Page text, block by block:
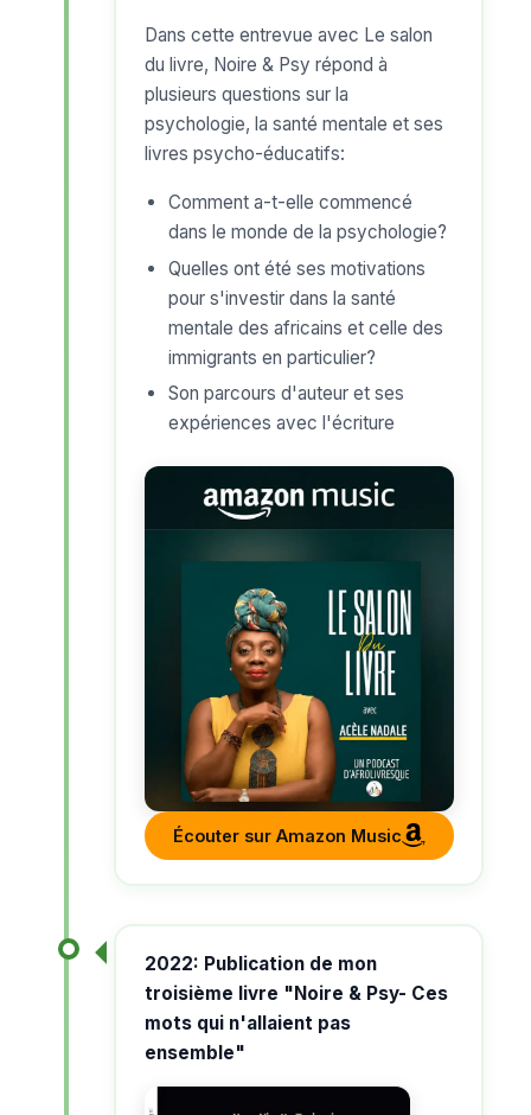
Dans cette entrevue avec Le salon
du livre, Noire & Psy répond à
plusieurs questions sur la
psychologie, la santé mentale et ses
livres psycho-éducatifs:
Comment a-t-elle commencé
dans le monde de la psychologie?
Quelles ont été ses motivations
pour s'investir dans la santé
mentale des africains et celle des
immigrants en particulier?
Son parcours d'auteur et ses
expériences avec l'écriture
Écouter sur Amazon Music
2022: Publication de mon
troisième livre "Noire & Psy- Ces
mots qui n'allaient pas
ensemble"